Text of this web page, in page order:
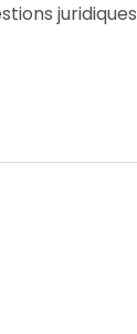
juridiques